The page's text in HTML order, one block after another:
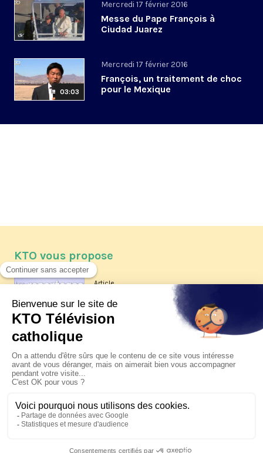
Mercredi 17 février 2016
Messe du Pape François à
Ciudad Juarez
03:03
Mercredi 17 février 2016
François, un traitement de choc
pour le Mexique
KTO vous propose
Article
Les reportages d'été 2026 de KTO
La visite pastorale du pape Léon
XIV à Assise à suivre sur KTO le
jeudi 6 août
Le pape en Uruguay, Argentine et
Pérou du 6 au 17 novembre 2026